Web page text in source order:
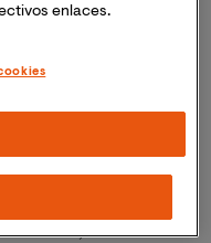
en todo el
Valencia
donde es
alma la marca de la
. Además, la rectora
enlaces.